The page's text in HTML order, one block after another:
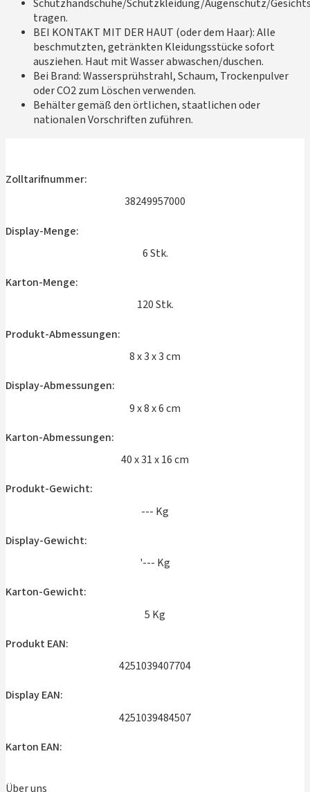
Schutzhandschuhe/Schutzkleidung/Augenschutz/
tragen.
BEI KONTAKT MIT DER HAUT (oder dem Haar): Alle
beschmutzten, getränkten Kleidungsstücke sofort
ausziehen. Haut mit Wasser abwaschen/duschen.
Bei Brand: Wassersprühstrahl, Schaum, Trockenpulver
oder CO2 zum Löschen verwenden.
Behälter gemäß den örtlichen, staatlichen oder
nationalen Vorschriften zuführen.
Zolltarifnummer:
38249957000
Display-Menge:
6 Stk.
Karton-Menge:
120 Stk.
Produkt-Abmessungen:
8 x 3 x 3 cm
Display-Abmessungen:
9 x 8 x 6 cm
Karton-Abmessungen:
40 x 31 x 16 cm
Produkt-Gewicht:
--- Kg
Display-Gewicht:
'--- Kg
Karton-Gewicht:
5 Kg
Produkt EAN:
4251039407704
Display EAN:
4251039484507
Karton EAN:
Über uns